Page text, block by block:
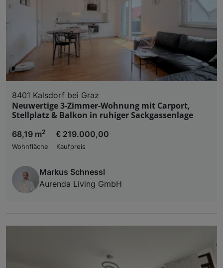
8401 Kalsdorf bei Graz
Neuwertige 3-Zimmer-Wohnung mit Carport,
Stellplatz & Balkon in ruhiger Sackgassenlage
68,19 m2
Wohnfläche
€ 219.000,00
Kaufpreis
Markus Schnessl
Aurenda Living GmbH